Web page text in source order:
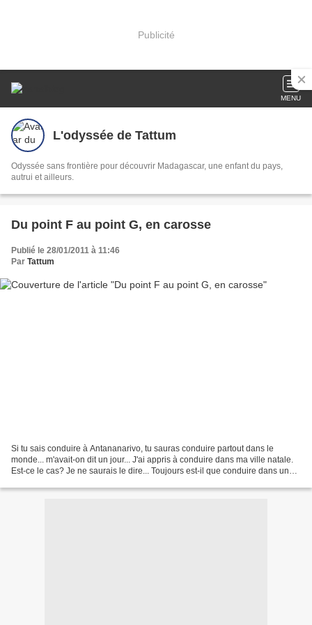
Publicité
MENU
L'odyssée de Tattum
Odyssée sans frontière pour découvrir Madagascar, une enfant du pays,
autrui et ailleurs.
Du point F au point G, en carosse
Publié le 28/01/2011 à 11:46
Par Tattum
Si tu sais conduire à Antananarivo, tu sauras conduire partout dans le
monde... m'avait-on dit un jour... J'ai appris à conduire dans ma ville natale.
Est-ce le cas? Je ne saurais le dire... Toujours est-il que conduire dans une